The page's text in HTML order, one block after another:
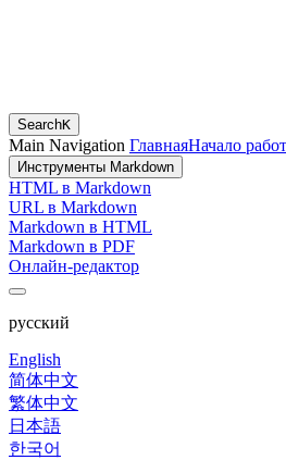
SearchK
Main Navigation ГлавнаяНачало
Инструменты Markdown
HTML в Markdown
URL в Markdown
Markdown в HTML
Markdown в PDF
Онлайн-редактор
русский
English
简体中文
繁体中文
日本語
한국어